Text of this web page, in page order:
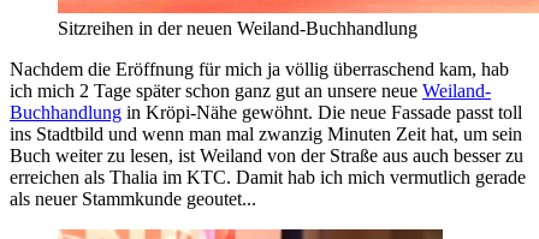
Sitzreihen in der neuen Weiland-Buchhandlung
Nachdem die Eröffnung für mich ja völlig überraschend kam, hab
ich mich 2 Tage später schon ganz gut an unsere neue Weiland-
Buchhandlung in Kröpi-Nähe gewöhnt. Die neue Fassade passt toll
ins Stadtbild und wenn man mal zwanzig Minuten Zeit hat, um sein
Buch weiter zu lesen, ist Weiland von der Straße aus auch besser zu
erreichen als Thalia im KTC. Damit hab ich mich vermutlich gerade
als neuer Stammkunde geoutet...